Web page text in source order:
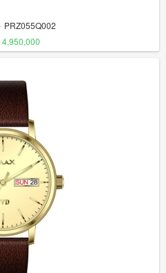
PRZ055Q002
4,950,000